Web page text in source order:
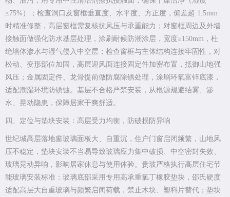
≤75%）；检查洞口及窗框垂直度、水平度、方正度，偏差超 1.5mm
时精准修整，高层窗框需复核抗风压与承重能力；对窗框周边及外墙
接触面做强化防水基层处理，涂刷耐候防潮涂层，宽度≥150mm，杜
绝墙体渗水与湿气侵入中空层；检查窗框与主体结构连接牢固性，对
松动、变形部位加固，高层迎风面连接固定件加密布置，抵御山地强
风压；金属固定件、龙骨提前做防腐除锈处理，涂刷环氧富锌底漆，
适配潮湿环境防锈蚀。基层不合格严禁安装，从根源规避结雾、渗
水、晃动隐患，保障居家干爽舒适。
四、定位与垫块安装：高层受力均衡，防破损防异响
世纪城高层落地窗玻璃面板大、自重沉，住户门窗启闭频繁，山地风
压不稳定，垫块安装不当易导致玻璃应力集中破损、中空密封失效、
玻璃晃动异响，影响居家休息与使用体验。贵玻严格执行高层住宅节
能玻璃安装标准：玻璃底部采用专用高承重氯丁橡胶垫块，邵氏硬度
适配高层大自重玻璃与频繁启闭荷载，禁止木块、塑料片替代；垫块